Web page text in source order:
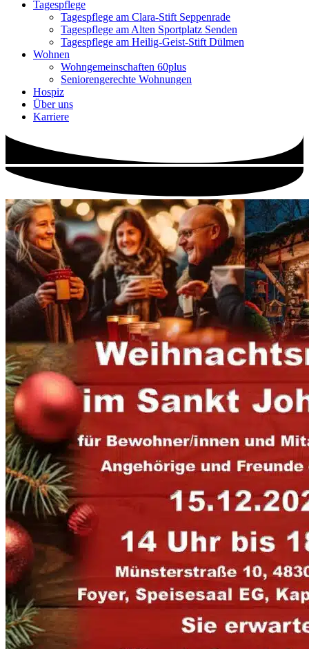
Tagespflege
Tagespflege am Clara-Stift Seppenrade
Tagespflege am Alten Sportplatz Senden
Tagespflege am Heilig-Geist-Stift Dülmen
Wohnen
Wohngemeinschaften 60plus
Seniorengerechte Wohnungen
Hospiz
Über uns
Karriere